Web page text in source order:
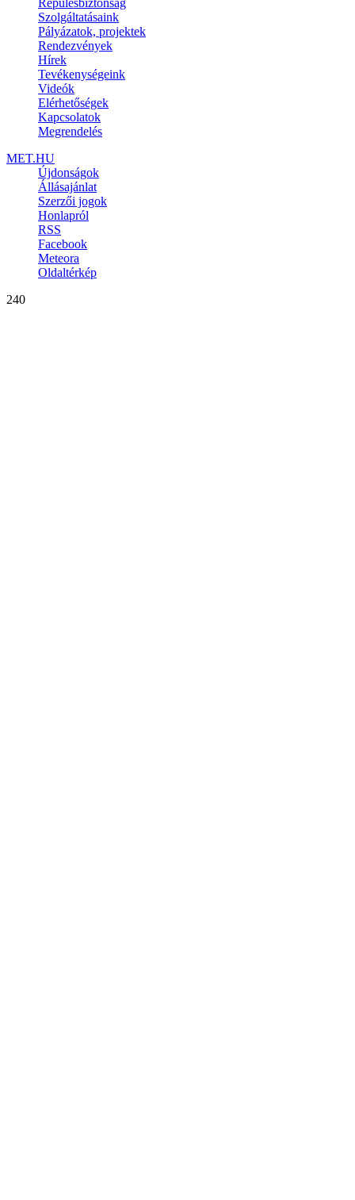
Repülésbiztonság
Szolgáltatásaink
Pályázatok, projektek
Rendezvények
Hírek
Tevékenységeink
Videók
Elérhetőségek
Kapcsolatok
Megrendelés
MET.HU
Újdonságok
Állásajánlat
Szerzői jogok
Honlapról
RSS
Facebook
Meteora
Oldaltérkép
240